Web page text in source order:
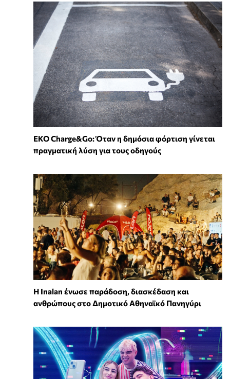
EKO Charge&Go: Όταν η δημόσια φόρτιση γίνεται
πραγματική λύση για τους οδηγούς
Η Inalan ένωσε παράδοση, διασκέδαση και
ανθρώπους στο Δημοτικό Αθηναϊκό Πανηγύρι